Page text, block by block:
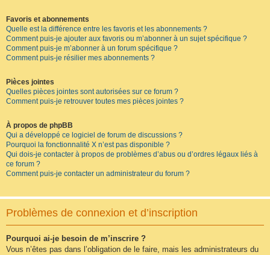
Favoris et abonnements
Quelle est la différence entre les favoris et les abonnements ?
Comment puis-je ajouter aux favoris ou m’abonner à un sujet spécifique ?
Comment puis-je m’abonner à un forum spécifique ?
Comment puis-je résilier mes abonnements ?
Pièces jointes
Quelles pièces jointes sont autorisées sur ce forum ?
Comment puis-je retrouver toutes mes pièces jointes ?
À propos de phpBB
Qui a développé ce logiciel de forum de discussions ?
Pourquoi la fonctionnalité X n’est pas disponible ?
Qui dois-je contacter à propos de problèmes d’abus ou d’ordres légaux liés à
ce forum ?
Comment puis-je contacter un administrateur du forum ?
Problèmes de connexion et d’inscription
Pourquoi ai-je besoin de m’inscrire ?
Vous n’êtes pas dans l’obligation de le faire, mais les administrateurs du